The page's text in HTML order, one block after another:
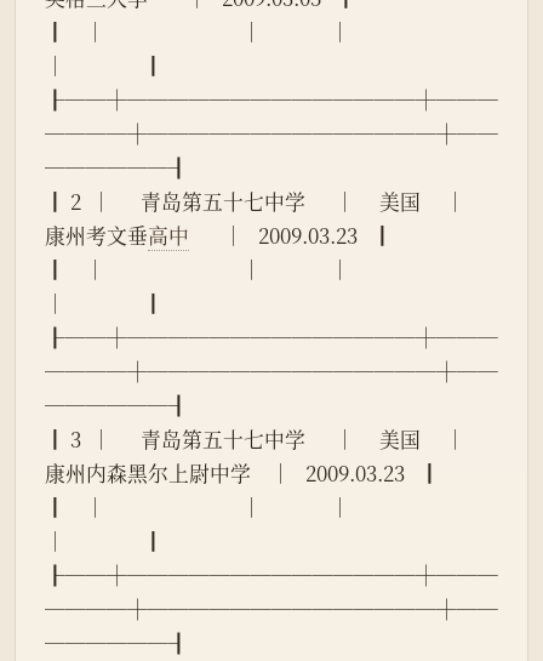
┃    │                            │              │
│                ┃
┠──┼──────────────┼───
────┼──────────────┼──
──────┨
┃ 2  │      青岛第五十七中学      │     美国     │
康州考文垂高中
       │   2009.03.23   ┃
┃    │                            │              │
│                ┃
┠──┼──────────────┼───
────┼──────────────┼──
──────┨
┃ 3  │      青岛第五十七中学      │     美国     │
康州内森黑尔上尉中学    │   2009.03.23   ┃
┃    │                            │              │
│                ┃
┠──┼──────────────┼───
────┼──────────────┼──
──────┨